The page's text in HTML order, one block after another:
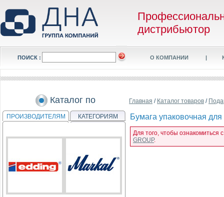
дистрибьютор
ПОИСК : О КОМПАНИИ |
Каталог по
ПРОИЗВОДИТЕЛЯМ КАТЕГОРИЯМ
Главная / Каталог товаров /
Бумага упаковочная
Для того, чтобы ознакомиться
GROUP.